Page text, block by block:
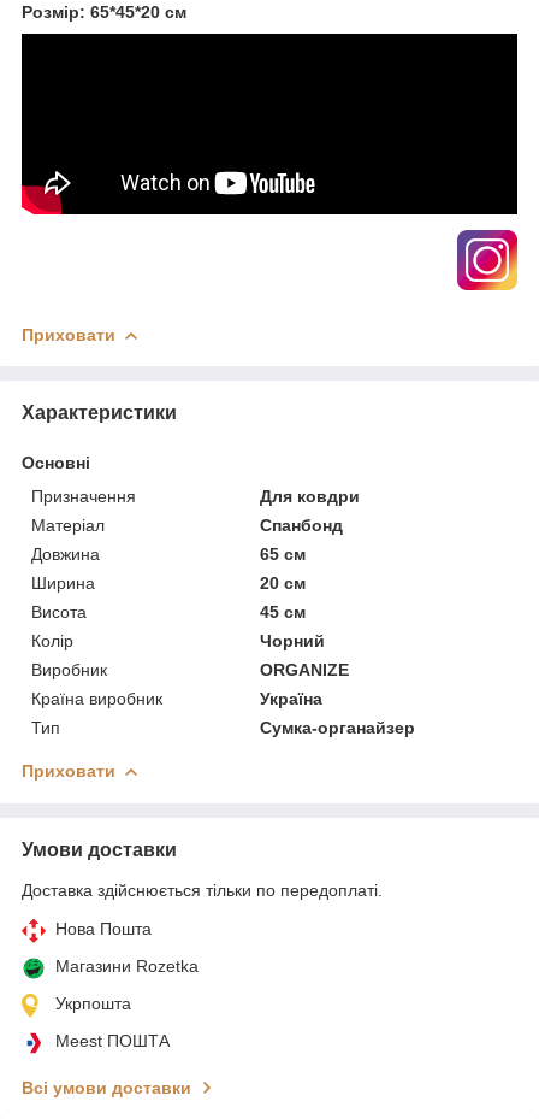
Розмір: 65*45*20 см
Приховати
Характеристики
Основні
Призначення
Для ковдри
Матеріал
Спанбонд
Довжина
65 см
Ширина
20 см
Висота
45 см
Колір
Чорний
Виробник
ORGANIZE
Країна виробник
Україна
Тип
Сумка-органайзер
Приховати
Умови доставки
Доставка здійснюється тільки по передоплаті.
Нова Пошта
Магазини Rozetka
Укрпошта
Meest ПОШТА
Всі умови доставки